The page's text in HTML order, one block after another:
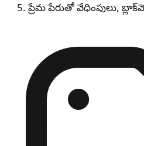
ప్రేమ పేరుతో వేధింపులు,